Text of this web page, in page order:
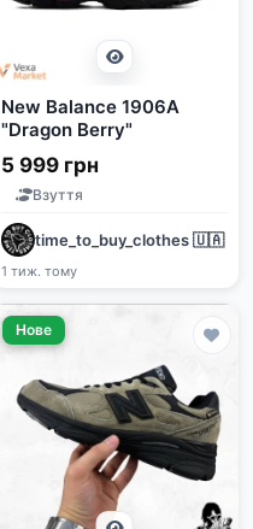
New Balance 1906A
"Dragon Berry"
5 999 грн
Взуття
time_to_buy_clothes 🇺🇦
1 тиж. тому
Нове